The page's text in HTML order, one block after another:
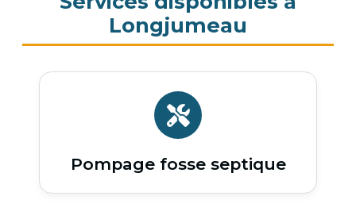
Longjumeau
Pompage fosse septique